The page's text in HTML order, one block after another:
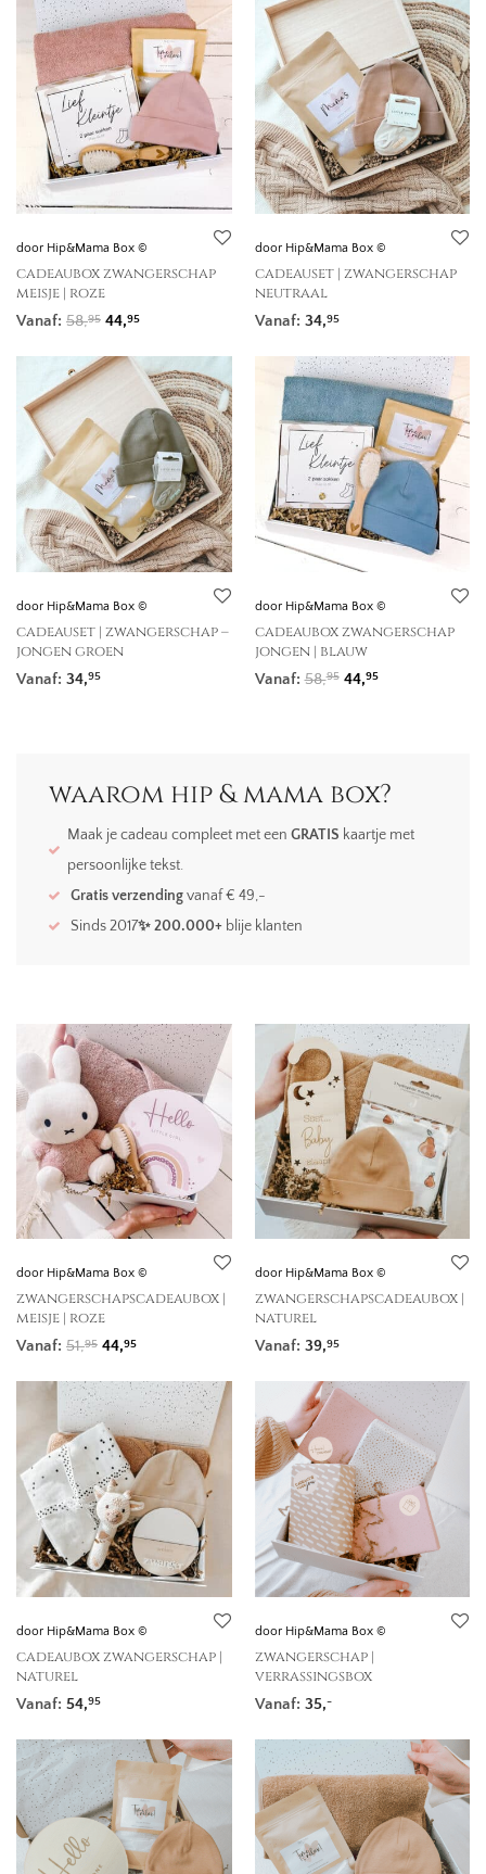
door Hip&Mama Box ©
cadeaubox zwangerschap
meisje | roze
Vanaf: 58,95 Oorspronkelijke prijs was: 58,95.
44,95Huidige prijs is: 44,95.
door Hip&Mama Box ©
cadeauset | zwangerschap
neutraal
Vanaf: 34,95
door Hip&Mama Box ©
cadeauset | zwangerschap –
jongen groen
Vanaf: 34,95
door Hip&Mama Box ©
cadeaubox zwangerschap
jongen | blauw
Vanaf:58,95 Oorspronkelijke
44,95Huidige prijs
door Hip&Mama Box ©
zwangerschapscadeaubox |
meisje | roze
Vanaf: 51,95 Oorspronkelijke prijs was: 51,95.
44,95Huidige prijs is: 44,95.
door Hip&Mama Box ©
zwangerschapscadeaubox |
naturel
Vanaf: 39,95
door Hip&Mama Box ©
cadeaubox zwangerschap |
naturel
Vanaf: 54,95
door Hip&Mama Box ©
zwangerschap |
verrassingsbox
Vanaf: 35,-
waarom hip & mama box?
Maak je cadeau compleet met een GRATIS kaartje met
persoonlijke tekst.
Gratis verzendingvanaf € 49,-
Sinds 2017✨ 200.000+ blije klanten